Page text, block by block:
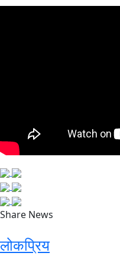
Share News
लोकप्रिय